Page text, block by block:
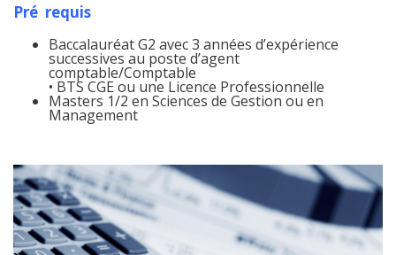
Pré requis
Baccalauréat G2 avec 3 années d’expérience
successives au poste d’agent
comptable/Comptable
• BTS CGE ou une Licence Professionnelle
Masters 1/2 en Sciences de Gestion ou en
Management